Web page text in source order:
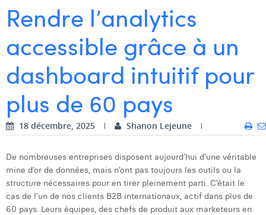
Arthur Collard
Charlie Deschamps
Dhan Claes
Diane Tremouroux
Edouard Polet
Elio Civalleri
Eliott Pousset
Floriane Defacqz
Omnicom Media Group
Communiqués de presse
Digital Business Consultant NL
Digital Business Intern
Contact
Rendre l’analytics
accessible grâce à un
dashboard intuitif pour
plus de 60 pays
18 décembre, 2025 Shanon Lejeune
De nombreuses entreprises disposent aujourd’hui d’une véritable
mine d’or de données, mais n’ont pas toujours les outils ou la
structure nécessaires pour en tirer pleinement parti. C’était le
cas de l’un de nos clients B2B internationaux, actif dans plus de
60 pays. Leurs équipes, des chefs de produit aux marketeurs en